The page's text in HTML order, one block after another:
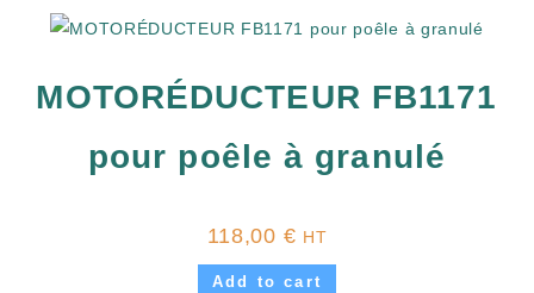
MOTORÉDUCTEUR FB1171
pour poêle à granulé
118,00 € HT
Add to cart